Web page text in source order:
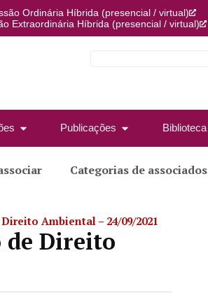
Ordinária Híbrida (presencial / virtual)
Extraordinária Híbrida (presencial / virtual)
Publicações Biblioteca
Categorias de associados
Ambiental – 24/09/2021
de Direito